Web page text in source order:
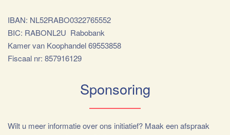
IBAN: NL52RABO0322765552
BIC: RABONL2U Rabobank
Kamer van Koophandel 69553858
Fiscaal nr: 857916129
Sponsoring
Wilt u meer informatie over ons initiatief? Maak een afspraak